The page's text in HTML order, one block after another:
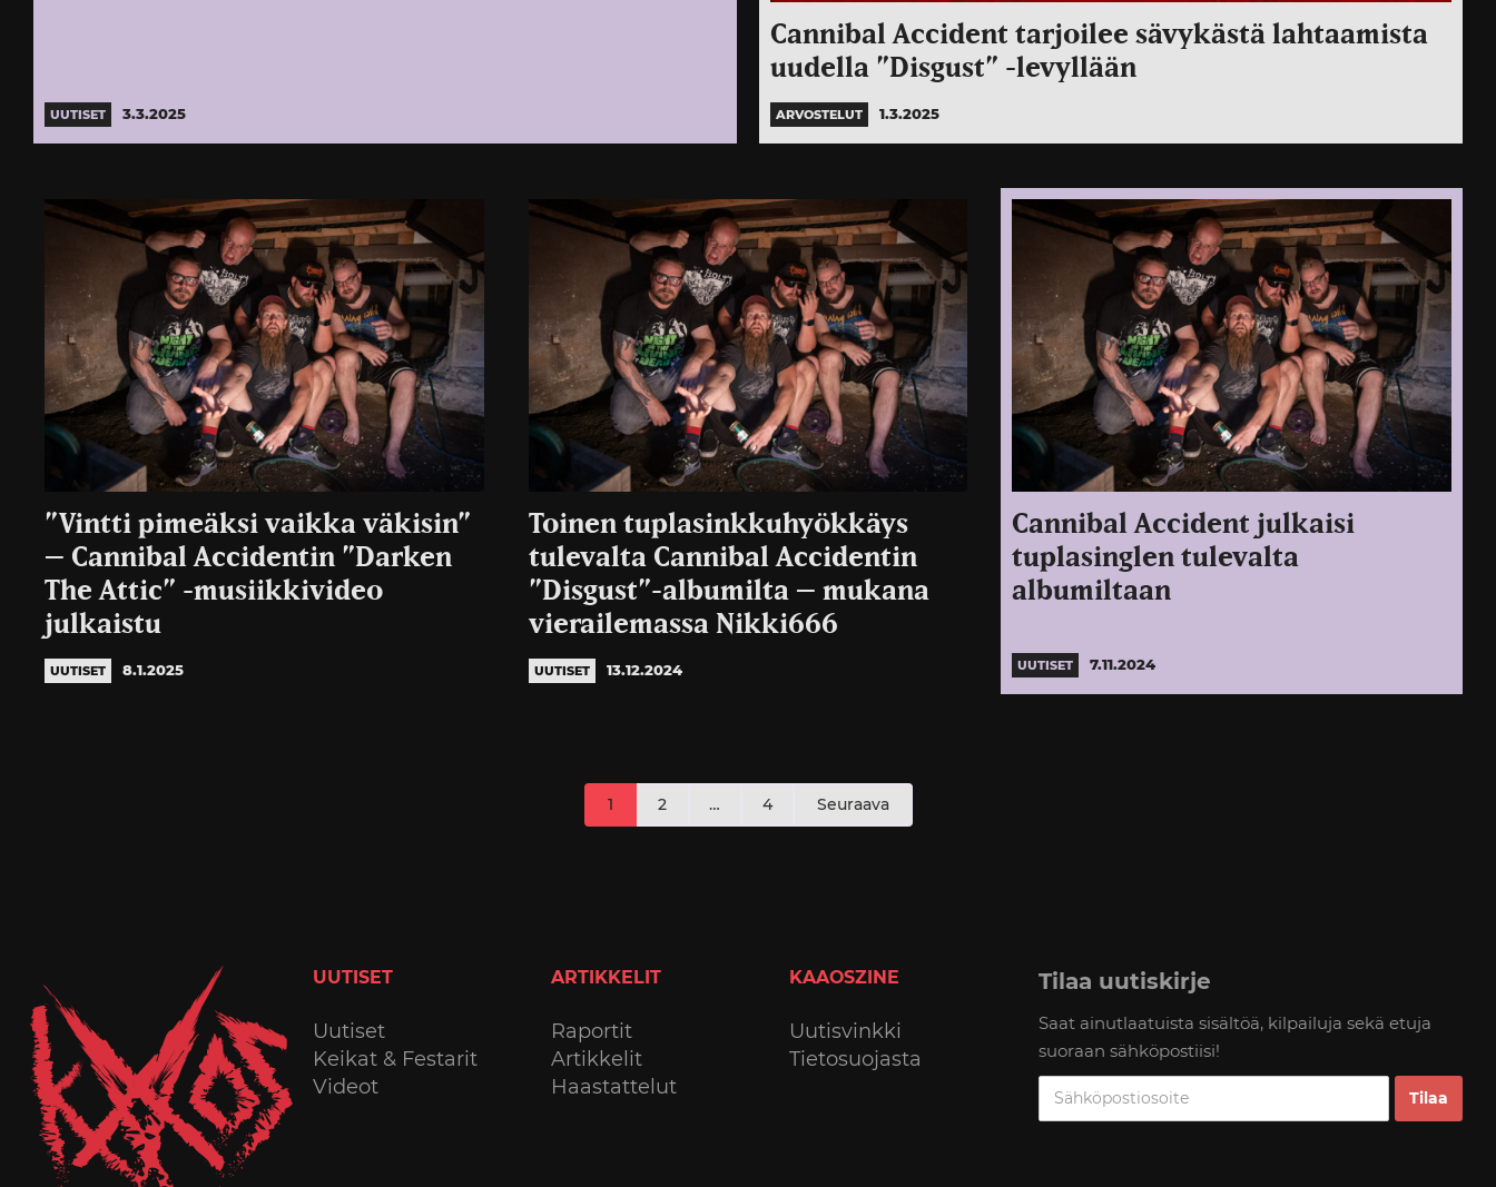
UUTISET 3.3.2025
Cannibal Accident tarjoilee sävykästä lahtaamista
uudella ”Disgust” -levyllään
ARVOSTELUT 1.3.2025
”Vintti pimeäksi vaikka väkisin”
– Cannibal Accidentin ”Darken
The Attic” -musiikkivideo
julkaistu
UUTISET 8.1.2025
Toinen tuplasinkkuhyökkäys
tulevalta Cannibal Accidentin
”Disgust”-albumilta – mukana
vierailemassa Nikki666
UUTISET 13.12.2024
Cannibal Accident julkaisi
tuplasinglen tulevalta
albumiltaan
UUTISET 7.11.2024
sivutus
1 2 … 4 Seuraava
UUTISET
Uutiset
Keikat & Festarit
Videot
ARTIKKELIT
Raportit
Artikkelit
Haastattelut
KAAOSZINE
Uutisvinkki
Tietosuojasta
Tilaa uutiskirje
Saat ainutlaatuista sisältöä, kilpailuja sekä etuja
suoraan sähköpostiisi!